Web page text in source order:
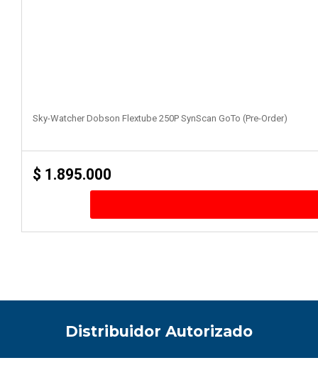
Sky-Watcher Dobson Flextube 250P SynScan GoTo (Pre-Order)
$ 1.895.000
Distribuidor Autorizado